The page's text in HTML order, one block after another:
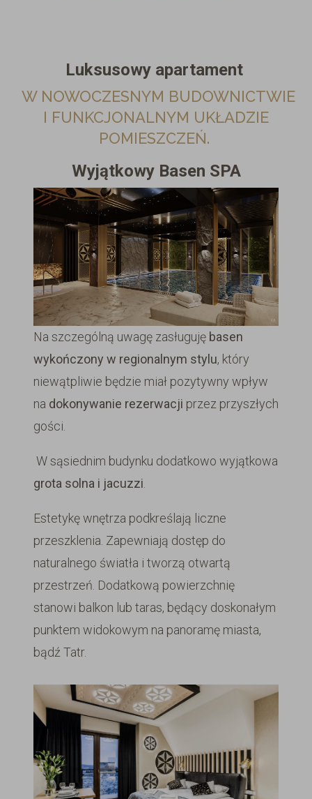
Luksusowy apartament
W NOWOCZESNYM BUDOWNICTWIE
I FUNKCJONALNYM UKŁADZIE
POMIESZCZEŃ.
Wyjątkowy Basen SPA
Na szczególną uwagę zasługuję basen
wykończony w regionalnym stylu, który
niewątpliwie będzie miał pozytywny wpływ
na dokonywanie rezerwacji przez przyszłych
gości.
W sąsiednim budynku dodatkowo wyjątkowa
grota solna i jacuzzi
Estetykę wnętrza podkreślają liczne
przeszklenia. Zapewniają dostęp do
naturalnego światła i tworzą otwartą
przestrzeń. Dodatkową powierzchnię
stanowi balkon lub taras, będący doskonałym
punktem widokowym na panoramę miasta,
bądź Tatr.